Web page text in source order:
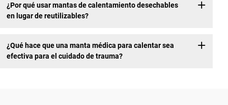
¿Por qué usar mantas de calentamiento desechables
en lugar de reutilizables?
¿Qué hace que una manta médica para calentar sea
efectiva para el cuidado de trauma?